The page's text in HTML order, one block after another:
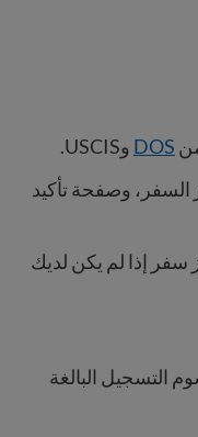
DOS وUSCIS.
وصفحة تأكيد
إذا لم يكن لديك
التسجيل البالغة